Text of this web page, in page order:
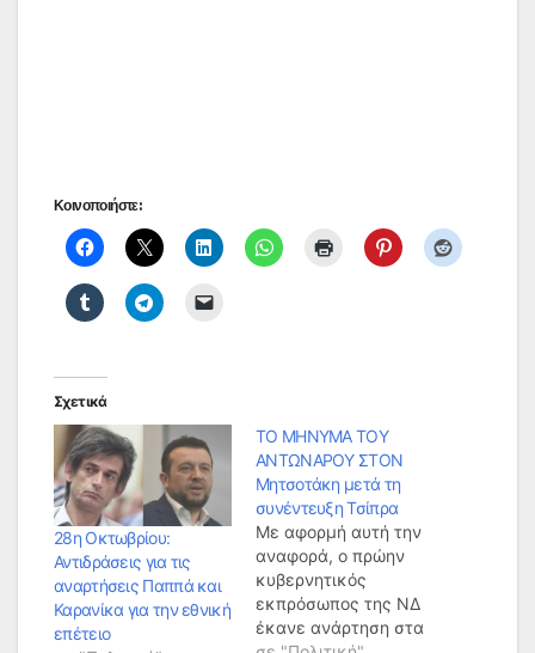
Κοινοποιήστε:
Σχετικά
28η Οκτωβρίου:
Αντιδράσεις για τις
αναρτήσεις Παππά και
Καρανίκα για την εθνική
επέτειο
ΤΟ ΜΗΝΥΜΑ ΤΟΥ
ΑΝΤΩΝΑΡΟΥ ΣΤΟΝ
Μητσοτάκη μετά τη
συνέντευξη Τσίπρα
Με αφορμή αυτή την
αναφορά, ο πρώην
κυβερνητικός
εκπρόσωπος της ΝΔ
έκανε ανάρτηση στα